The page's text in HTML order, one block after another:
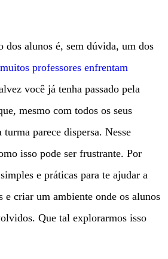
dos alunos é, sem dúvida, um dos
professores enfrentam
você já tenha passado pela
mesmo com todos os seus
turma parece dispersa. Nesse
isso pode ser frustrante. Por
e práticas para te ajudar a
e criar um ambiente onde os alunos
Que tal explorarmos isso